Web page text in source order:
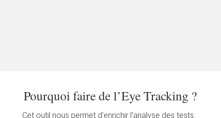
Pourquoi faire de l’Eye Tracking ?
Cet outil nous permet d’enrichir l’analyse des tests